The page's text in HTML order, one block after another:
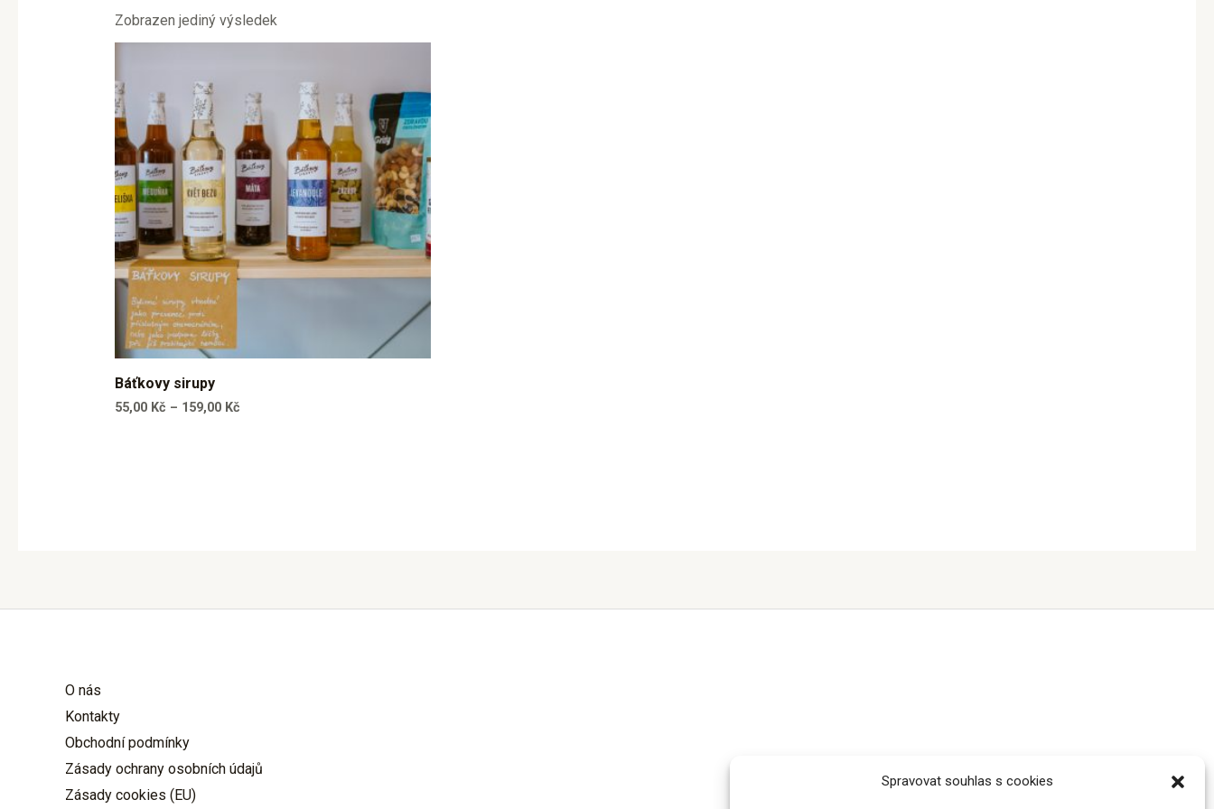
Spravovat souhlas s cookies
Zobrazen jediný výsledek
Báťkovy sirupy
55,00 Kč – 159,00 Kč
O nás
Kontakty
Obchodní podmínky
Zásady ochrany osobních údajů
Zásady cookies (EU)